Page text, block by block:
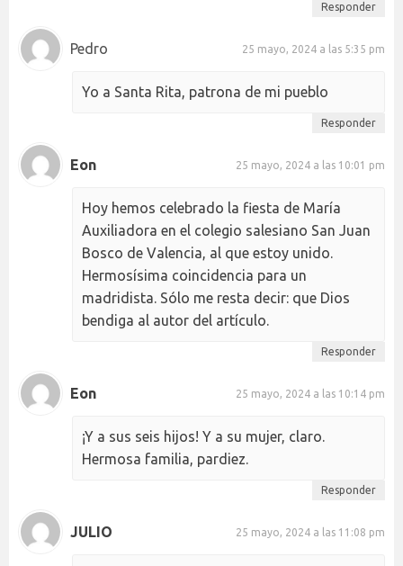
Responder
Pedro 25 mayo, 2024 a las 5:35 pm
Yo a Santa Rita, patrona de mi pueblo
Responder
Eon 25 mayo, 2024 a las 10:01 pm
Hoy hemos celebrado la fiesta de María
Auxiliadora en el colegio salesiano San Juan
Bosco de Valencia, al que estoy unido.
Hermosísima coincidencia para un
madridista. Sólo me resta decir: que Dios
bendiga al autor del artículo.
Responder
Eon 25 mayo, 2024 a las 10:14 pm
¡Y a sus seis hijos! Y a su mujer, claro.
Hermosa familia, pardiez.
Responder
JULIO 25 mayo, 2024 a las 11:08 pm